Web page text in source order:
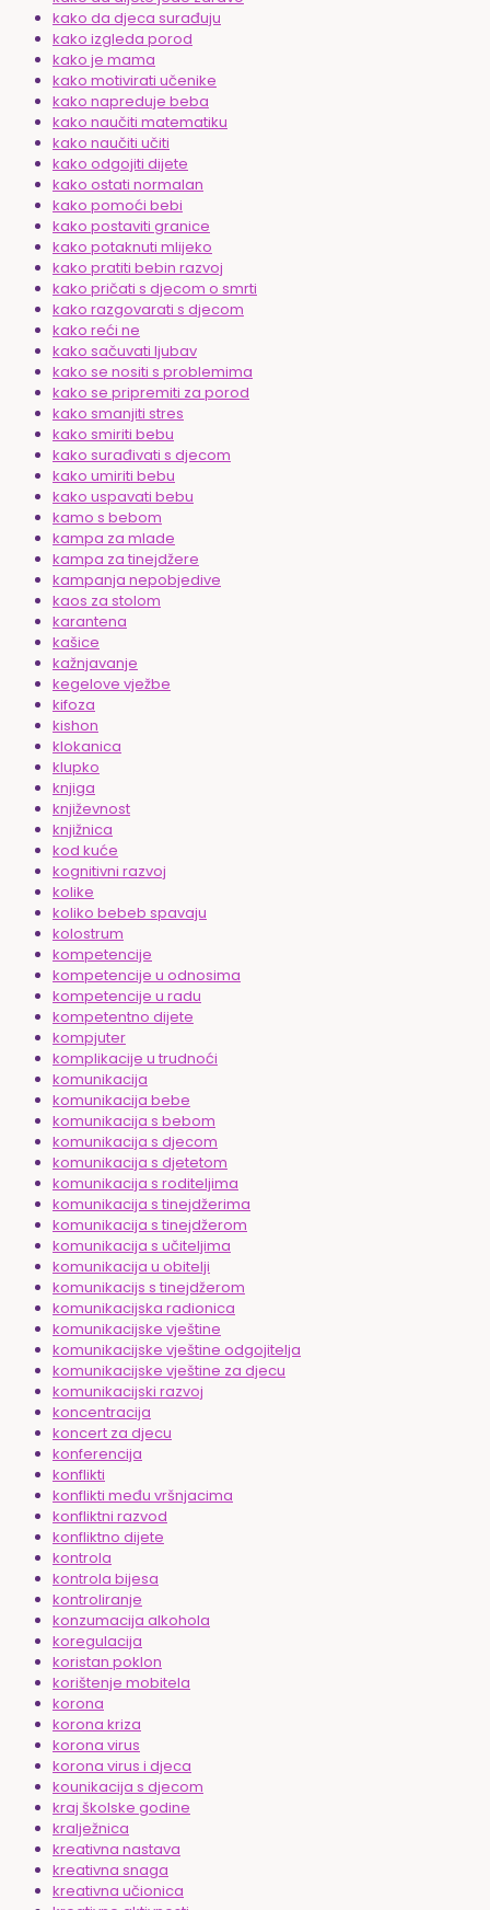
kako da djeca surađuju
kako izgleda porod
kako je mama
kako motivirati učenike
kako napreduje beba
kako naučiti matematiku
kako naučiti učiti
kako odgojiti dijete
kako ostati normalan
kako pomoći bebi
kako postaviti granice
kako potaknuti mlijeko
kako pratiti bebin razvoj
kako pričati s djecom o smrti
kako razgovarati s djecom
kako reći ne
kako sačuvati ljubav
kako se nositi s problemima
kako se pripremiti za porod
kako smanjiti stres
kako smiriti bebu
kako surađivati s djecom
kako umiriti bebu
kako uspavati bebu
kamo s bebom
kampa za mlade
kampa za tinejdžere
kampanja nepobjedive
kaos za stolom
karantena
kašice
kažnjavanje
kegelove vježbe
kifoza
kishon
klokanica
klupko
knjiga
književnost
knjižnica
kod kuće
kognitivni razvoj
kolike
koliko bebeb spavaju
kolostrum
kompetencije
kompetencije u odnosima
kompetencije u radu
kompetentno dijete
kompjuter
komplikacije u trudnoći
komunikacija
komunikacija bebe
komunikacija s bebom
komunikacija s djecom
komunikacija s djetetom
komunikacija s roditeljima
komunikacija s tinejdžerima
komunikacija s tinejdžerom
komunikacija s učiteljima
komunikacija u obitelji
komunikacijs s tinejdžerom
komunikacijska radionica
komunikacijske vještine
komunikacijske vještine odgojitelja
komunikacijske vještine za djecu
komunikacijski razvoj
koncentracija
koncert za djecu
konferencija
konflikti
konflikti među vršnjacima
konfliktni razvod
konfliktno dijete
kontrola
kontrola bijesa
kontroliranje
konzumacija alkohola
koregulacija
koristan poklon
korištenje mobitela
korona
korona kriza
korona virus
korona virus i djeca
kounikacija s djecom
kraj školske godine
kralježnica
kreativna nastava
kreativna snaga
kreativna učionica